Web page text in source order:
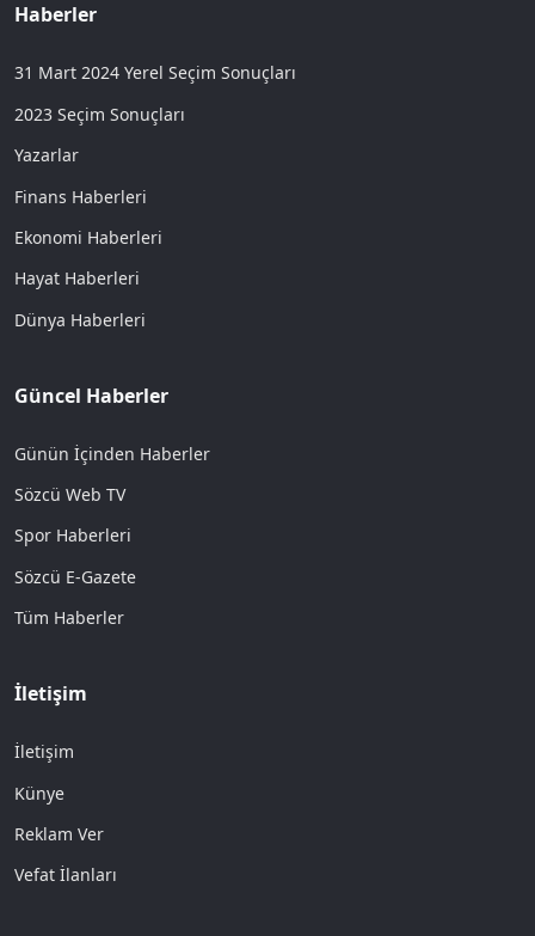
Haberler
31 Mart 2024 Yerel Seçim Sonuçları
2023 Seçim Sonuçları
Yazarlar
Finans Haberleri
Ekonomi Haberleri
Hayat Haberleri
Dünya Haberleri
Güncel Haberler
Günün İçinden Haberler
Sözcü Web TV
Spor Haberleri
Sözcü E-Gazete
Tüm Haberler
İletişim
İletişim
Künye
Reklam Ver
Vefat İlanları